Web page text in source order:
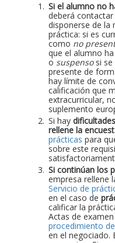
Si el alumno no
deberá
disponerse de la
práctica: si es
como no
que el alumno
o suspensosi se
presente de
hay límite de
calificación que
extracurricular,
suplemento
Si hay
rellene la
prácticas para
sobre este
Si continúan los
empresa rellene
Servicio de
en el caso de
calificar la
Actas de
procedimiento
en el negociado.